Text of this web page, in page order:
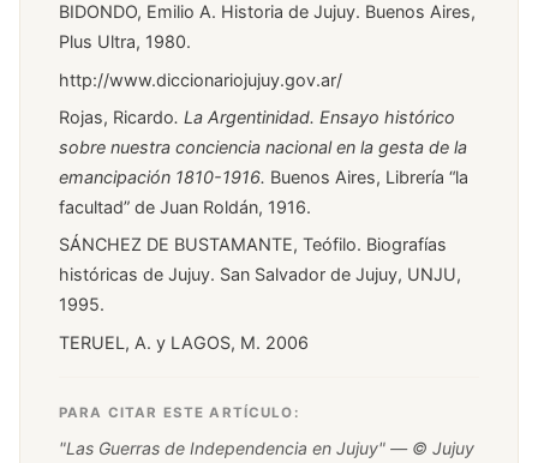
BIDONDO, Emilio A. Historia de Jujuy. Buenos Aires,
Plus Ultra, 1980.
http://www.diccionariojujuy.gov.ar/
Rojas, Ricardo. La Argentinidad. Ensayo histórico
sobre nuestra conciencia nacional en la gesta de la
emancipación 1810-1916. Buenos Aires, Librería “la
facultad” de Juan Roldán, 1916.
SÁNCHEZ DE BUSTAMANTE, Teófilo. Biografías
históricas de Jujuy. San Salvador de Jujuy, UNJU,
1995.
TERUEL, A. y LAGOS, M. 2006
PARA CITAR ESTE ARTÍCULO:
"Las Guerras de Independencia en Jujuy" — © Jujuy